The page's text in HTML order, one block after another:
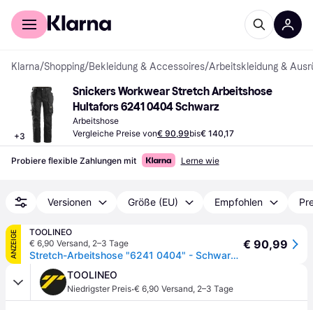
Für Shopper
Klarna/Shopping/Bekleidung & Accessoires/Arbeitskleidung &
+3
Snickers Workwear Stretch Arbeitshose
Hultafors 6241 0404 Schwarz
Arbeitshose
Vergleiche Preise von€ 90,99bis€ 140,17
Probiere flexible Zahlungen mit Lerne wie
Versionen Größe (EU) Empfohlen
ANZEIGE
TOOLINEO
€ 6,90 Versand, 2–3 Tage
Stretch-Arbeitshose "6241 0404" - Schwarz - mit Holster - Gr.50
€ 90,99
TOOLINEO
Niedrigster Preis·€ 6,90 Versand, 2–3 Tage